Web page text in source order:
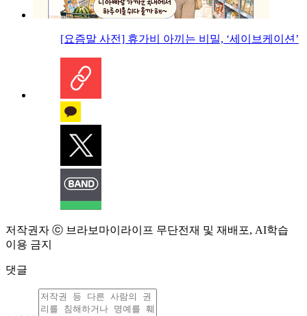
[요즘말 사전] 휴가비 아끼는 비밀, ‘세이브케이션’
저작권자 ⓒ 브라보마이라이프 무단전재 및 재배포, AI학습
이용 금지
댓글